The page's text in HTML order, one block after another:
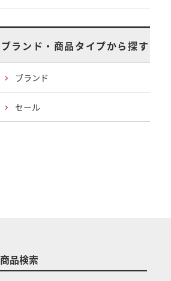
ブランド・商品タイプから探す
ブランド
セール
商品検索